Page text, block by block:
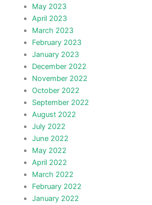
May 2023
April 2023
March 2023
February 2023
January 2023
December 2022
November 2022
October 2022
September 2022
August 2022
July 2022
June 2022
May 2022
April 2022
March 2022
February 2022
January 2022